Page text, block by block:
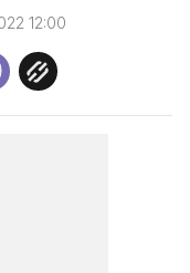
12:00